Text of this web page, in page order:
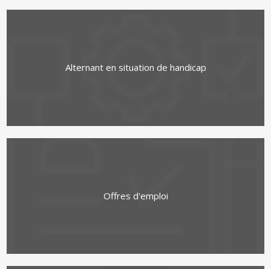
Alternant en situation de handicap
Offres d'emploi